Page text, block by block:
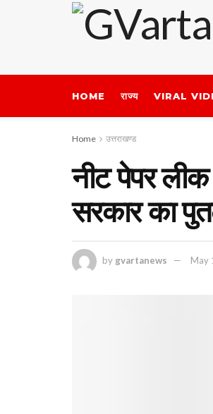
HOME राज्य VIRAL
Home उत्तराखण्ड
नीट पेपर
सरकार का
by gvartanews May